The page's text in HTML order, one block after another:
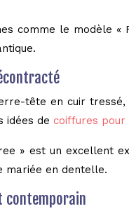
comme le modèle «
tête en cuir
idées de coiffures
» est un
mariée en dentelle.
contemporain